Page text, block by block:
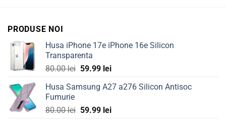
PRODUSE NOI
Husa iPhone 17e iPhone 16e Silicon
Transparenta
80.00lei Original
was:
59.99 leiCurrent
is:
Husa Samsung A27 a276 Silicon Antisoc
Fumurie
80.00lei Original
59.99 leiCurrent